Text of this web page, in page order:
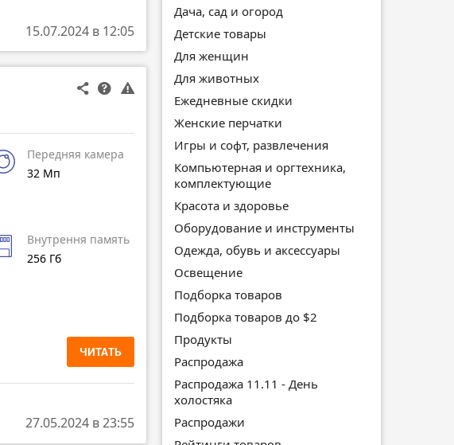
15.07.2024 в 12:05
Передняя камера
32 Мп
Внутрення память
256 Гб
ЧИТАТЬ
27.05.2024 в 23:55
Дача, сад и огород
Детские товары
Для женщин
Для животных
Ежедневные скидки
Женские перчатки
Игры и софт, развлечения
Компьютерная и оргтехника,
комплектующие
Красота и здоровье
Оборудование и инструменты
Одежда, обувь и аксессуары
Освещение
Подборка товаров
Подборка товаров до $2
Продукты
Распродажа
Распродажа 11.11 - День
холостяка
Распродажи